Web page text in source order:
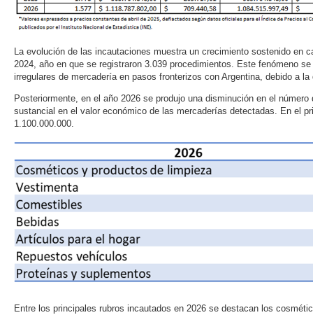
La evolución de las incautaciones muestra un crecimiento sostenido en
2024, año en que se registraron 3.039 procedimientos. Este fenómeno
irregulares de mercadería en pasos fronterizos con Argentina, debido a
Posteriormente, en el año 2026 se produjo una disminución en el
sustancial en el valor económico de las mercaderías detectadas. En el
1.100.000.000.
Entre los principales rubros incautados en 2026 se destacan los